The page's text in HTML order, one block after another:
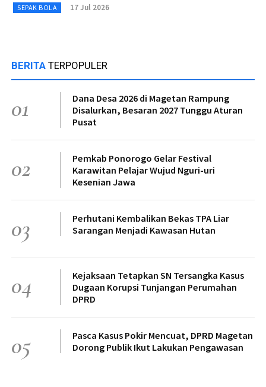
SEPAK BOLA 17 Jul 2026
BERITA TERPOPULER
01
Dana Desa 2026 di Magetan Rampung
Disalurkan, Besaran 2027 Tunggu Aturan
Pusat
02
Pemkab Ponorogo Gelar Festival
Karawitan Pelajar Wujud Nguri-uri
Kesenian Jawa
03
Perhutani Kembalikan Bekas TPA Liar
Sarangan Menjadi Kawasan Hutan
04
Kejaksaan Tetapkan SN Tersangka Kasus
Dugaan Korupsi Tunjangan Perumahan
DPRD
05
Pasca Kasus Pokir Mencuat, DPRD Magetan
Dorong Publik Ikut Lakukan Pengawasan